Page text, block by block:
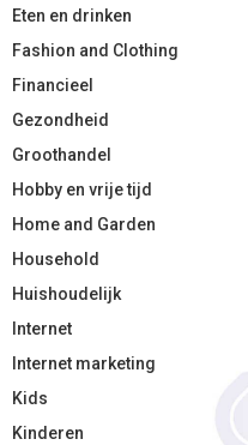
Eten en drinken
Fashion and Clothing
Financieel
Gezondheid
Groothandel
Hobby en vrije tijd
Home and Garden
Household
Huishoudelijk
Internet
Internet marketing
Kids
Kinderen